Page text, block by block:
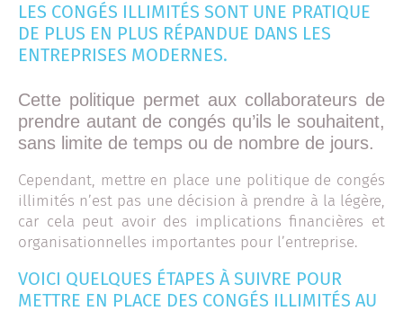
LES CONGÉS ILLIMITÉS SONT UNE PRATIQUE
DE PLUS EN PLUS RÉPANDUE DANS LES
ENTREPRISES MODERNES.
Cette politique permet aux collaborateurs de
prendre autant de congés qu’ils le souhaitent,
sans limite de temps ou de nombre de jours.
Cependant, mettre en place une politique de congés
illimités n’est pas une décision à prendre à la légère,
car cela peut avoir des implications financières et
organisationnelles importantes pour l’entreprise.
VOICI QUELQUES ÉTAPES À SUIVRE POUR
METTRE EN PLACE DES CONGÉS ILLIMITÉS AU